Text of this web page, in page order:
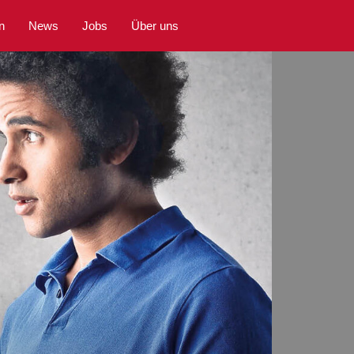
News Jobs Über uns